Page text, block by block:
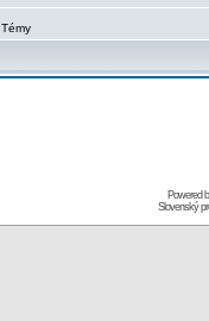
Témy
Powered
Slovenský